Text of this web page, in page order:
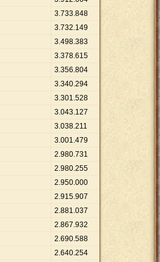
3.733.848
3.732.149
3.498.383
3.378.615
3.356.804
3.340.294
3.301.528
3.043.127
3.038.211
3.001.479
2.980.731
2.980.255
2.950.000
2.915.907
2.881.037
2.867.932
2.690.588
2.640.254